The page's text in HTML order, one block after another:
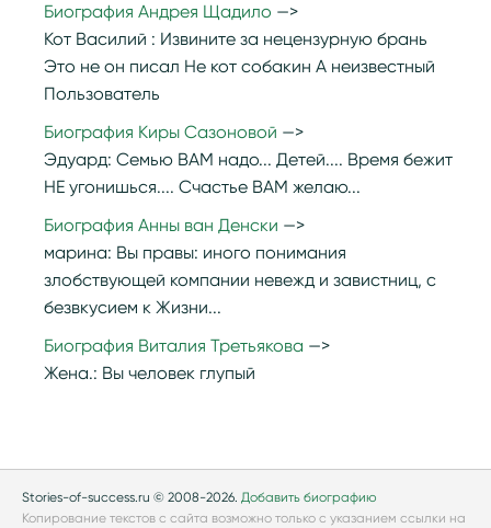
Биография Андрея Щадило
Кот Василий : Извините за нецензурную брань
Это не он писал Не кот собакин А неизвестный
Пользователь
Биография Киры Сазоновой
Эдуард: Семью ВАМ надо... Детей.... Время бежит
НЕ угонишься.... Счастье ВАМ желаю...
Биография Анны ван Денски
марина: Вы правы: иного понимания
злобствующей компании невежд и завистниц, с
безвкусием к Жизни...
Биография Виталия Третьякова
Жена.: Вы человек глупый
Stories-of-success.ru © 2008-2026. Добавить биографию
Копирование текстов с сайта возможно только с указанием ссылки на